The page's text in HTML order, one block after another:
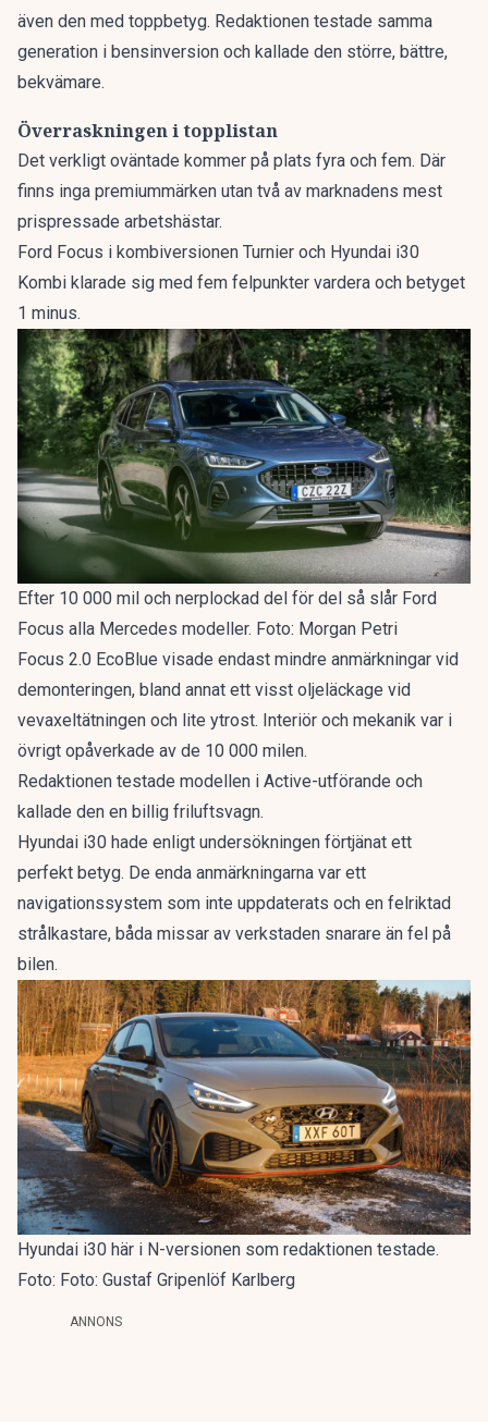
även den med toppbetyg. Redaktionen testade samma
generation i bensinversion och kallade den större, bättre,
bekvämare.
Överraskningen i topplistan
Det verkligt oväntade kommer på plats fyra och fem. Där
finns inga premiummärken utan två av marknadens mest
prispressade arbetshästar.
Ford Focus i kombiversionen Turnier och Hyundai i30
Kombi klarade sig med fem felpunkter vardera och betyget
1 minus.
Efter 10 000 mil och nerplockad del för del så slår Ford
Focus alla Mercedes modeller. Foto: Morgan Petri
Focus 2.0 EcoBlue visade endast mindre anmärkningar vid
demonteringen, bland annat ett visst oljeläckage vid
vevaxeltätningen och lite ytrost. Interiör och mekanik var i
övrigt opåverkade av de 10 000 milen.
Redaktionen testade modellen i Active-utförande och
kallade den en billig friluftsvagn.
Hyundai i30 hade enligt undersökningen förtjänat ett
perfekt betyg. De enda anmärkningarna var ett
navigationssystem som inte uppdaterats och en felriktad
strålkastare, båda missar av verkstaden snarare än fel på
bilen.
Hyundai i30 här i N-versionen som redaktionen testade.
Foto: Foto: Gustaf Gripenlöf Karlberg
ANNONS